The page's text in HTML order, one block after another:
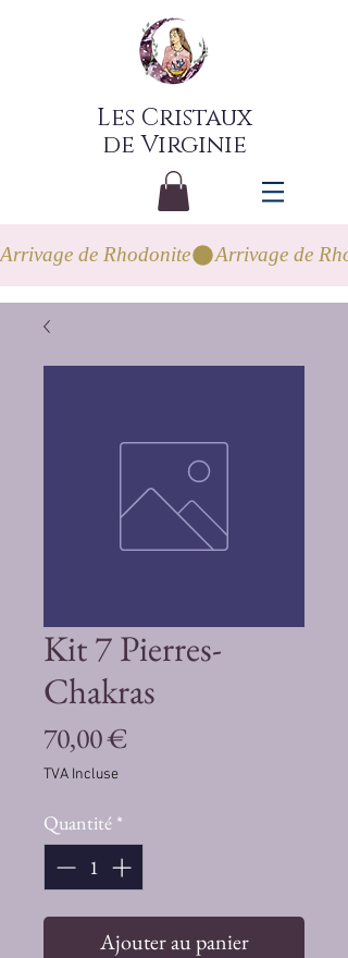
Les Cristaux
de Virginie
Arrivage de Rhodonite
Kit 7 Pierres-
Chakras
70,00 €Prix
TVA Incluse
Quantité *
Ajouter au panier